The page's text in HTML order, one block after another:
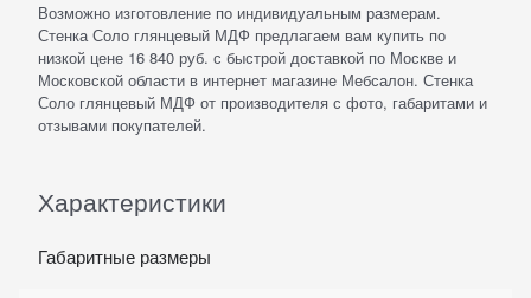
Возможно изготовление по индивидуальным размерам.
Стенка Соло глянцевый МДФ предлагаем вам купить по
низкой цене 16 840 руб. с быстрой доставкой по Москве и
Московской области в интернет магазине Мебсалон. Стенка
Соло глянцевый МДФ от производителя с фото, габаритами и
отзывами покупателей.
Характеристики
Габаритные размеры